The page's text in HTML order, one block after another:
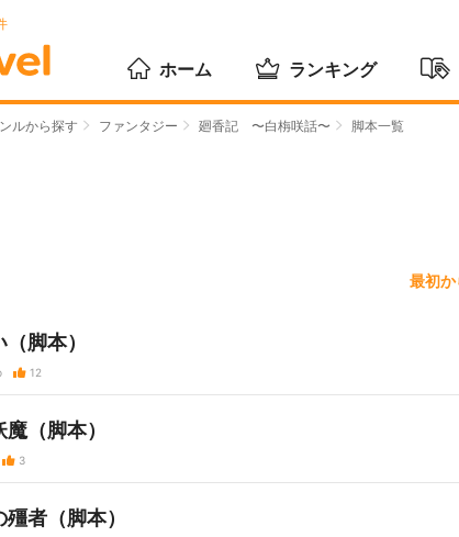
ホーム ランキング
ルから探す ファンタジー 廻香記 〜白栴咲話〜 脚本一覧
最初か
脚本）
12
（脚本）
3
者（脚本）